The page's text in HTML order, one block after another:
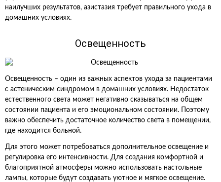
наилучших результатов, азистазия требует правильного ухода в
домашних условиях.
Освещенность
Освещенность – один из важных аспектов ухода за пациентами
с астеническим синдромом в домашних условиях. Недостаток
естественного света может негативно сказываться на общем
состоянии пациента и его эмоциональном состоянии. Поэтому
важно обеспечить достаточное количество света в помещении,
где находится больной.
Для этого может потребоваться дополнительное освещение и
регулировка его интенсивности. Для создания комфортной и
благоприятной атмосферы можно использовать настольные
лампы, которые будут создавать уютное и мягкое освещение.